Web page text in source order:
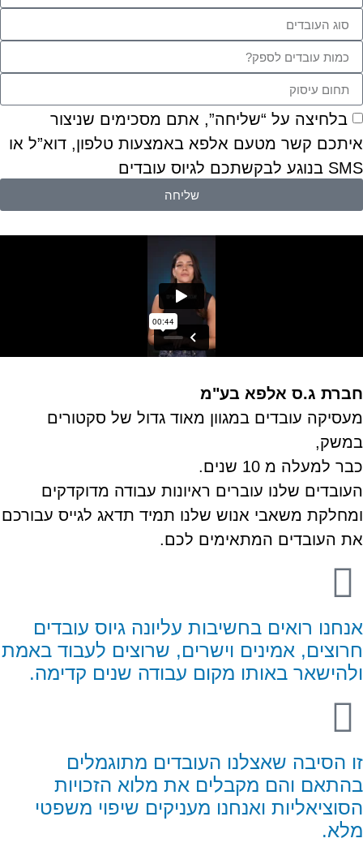
בלחיצה על “שליחה”, אתם מסכימים שניצור
איתכם קשר מטעם אלפא באמצעות טלפון, דוא”ל או
SMS בנוגע לבקשתכם לגיוס עובדים
שליחה
חברת ג.ס אלפא בע"מ
מעסיקה עובדים במגוון מאוד גדול של סקטורים
במשק,
כבר למעלה מ 10 שנים.
העובדים שלנו עוברים ראיונות עבודה מדוקדקים
ומחלקת משאבי אנוש שלנו תמיד תדאג לגייס עבורכם
את העובדים המתאימים לכם.
אנחנו רואים בחשיבות עליונה גיוס עובדים
חרוצים, אמינים וישרים, שרוצים לעבוד באמת
ולהישאר באותו מקום עבודה שנים קדימה.
זו הסיבה שאצלנו העובדים מתוגמלים
בהתאם והם מקבלים את מלוא הזכויות
הסוציאליות ואנחנו מעניקים שיפוי משפטי
מלא.